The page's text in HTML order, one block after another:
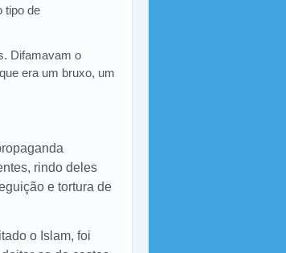
tipo de
Difamavam o
era um bruxo, um
rindo deles
e tortura de
o Islam, foi